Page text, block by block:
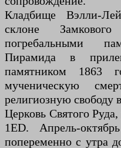
Кладбище Вэлли-
склоне
погребальными
Пирамида в
памятником 1863
мученическую
религиозную свободу
Церковь Святого
1ED. Апрель-
попеременно с утра